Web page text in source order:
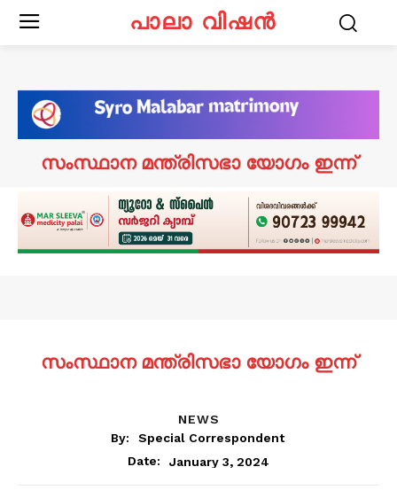
പാലാ വിഷൻ
സംസ്ഥാന മന്ത്രിസഭാ യോഗം ഇന്ന്
സംസ്ഥാന മന്ത്രിസഭാ യോഗം ഇന്ന്
NEWS
By:
Special Correspondent
Date:
January 3, 2024